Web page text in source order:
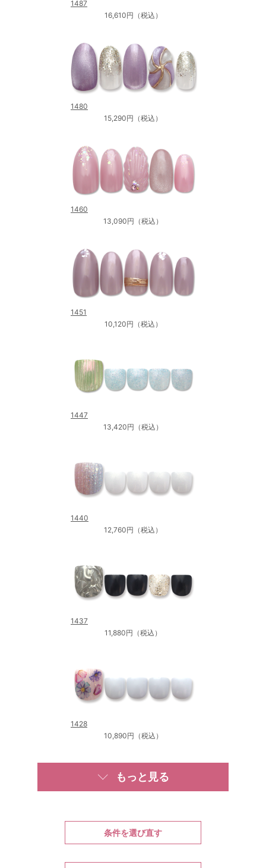
1487
16,610円（税込）
1480
15,290円（税込）
1460
13,090円（税込）
1451
10,120円（税込）
1447
13,420円（税込）
1440
12,760円（税込）
1437
11,880円（税込）
1428
10,890円（税込）
もっと見る
条件を選び直す